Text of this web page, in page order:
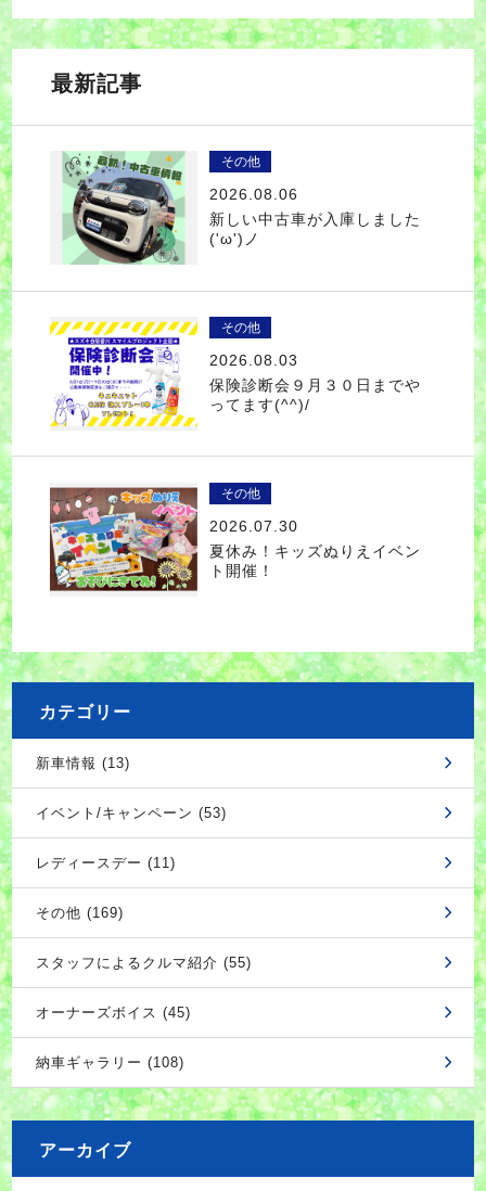
最新記事
その他
2026.08.06
新しい中古車が入庫しました
('ω')ノ
その他
2026.08.03
保険診断会９月３０日までや
ってます(^^)/
その他
2026.07.30
夏休み！キッズぬりえイベン
ト開催！
カテゴリー
新車情報 (13)
イベント/キャンペーン (53)
レディースデー (11)
その他 (169)
スタッフによるクルマ紹介 (55)
オーナーズボイス (45)
納車ギャラリー (108)
アーカイブ